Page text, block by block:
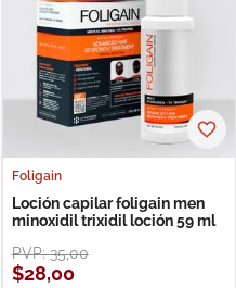
Foligain
Loción capilar foligain men
minoxidil trixidil loción 59 ml
PVP:35,00
$28,00